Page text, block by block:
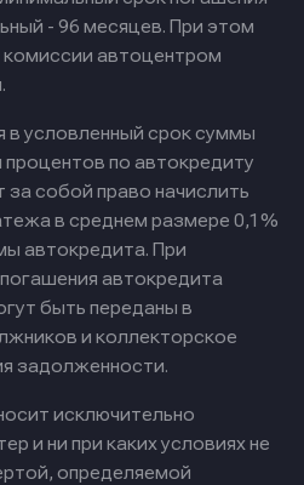
- 96 месяцев. При этом
автоцентром
в условленный срок суммы
по автокредиту
за собой право начислить
в среднем размере 0,1%
автокредита. При
автокредита
быть переданы в
и коллекторское
задолженности.
исключительно
и ни при каких условиях не
определяемой